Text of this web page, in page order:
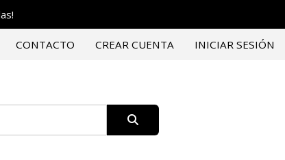
CONTACTO CREAR CUENTA INICIAR SESIÓN